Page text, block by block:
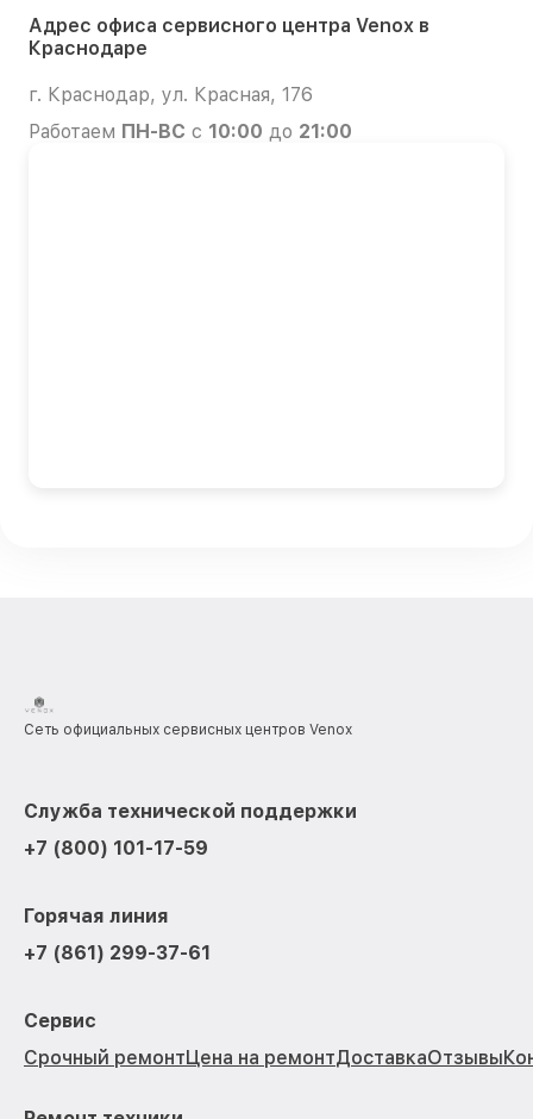
Адрес офиса сервисного центра Venox в
Краснодаре
г. Краснодар, ул. Красная, 176
Работаем ПН-ВС с 10:00 до 21:00
Сеть официальных сервисных центров Venox
Служба технической поддержки
+7 (800) 101-17-59
Горячая линия
+7 (861) 299-37-61
Сервис
Срочный ремонтЦена на ремонтДоставкаОтзывы